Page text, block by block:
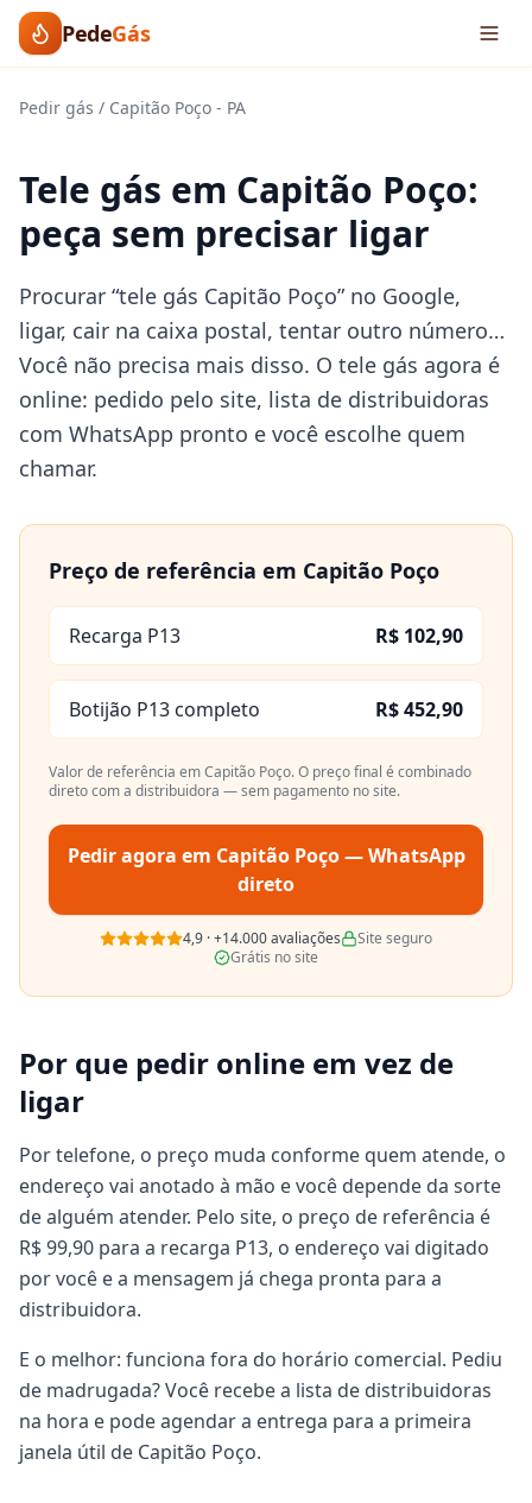
PedeGás
Pedir gás / Capitão Poço - PA
Tele gás em Capitão Poço:
peça sem precisar ligar
Procurar “tele gás Capitão Poço” no Google,
ligar, cair na caixa postal, tentar outro número…
Você não precisa mais disso. O tele gás agora é
online: pedido pelo site, lista de distribuidoras
com WhatsApp pronto e você escolhe quem
chamar.
Preço de referência em Capitão Poço
Recarga P13 R$ 102,90
Botijão P13 completo R$ 452,90
Valor de referência emCapitão Poço. O preço final é combinado
direto com a distribuidora — sem pagamento no site.
Pedir agora em Capitão Poço— WhatsApp
direto
4,9 ·+14.000avaliações
Site seguro
Grátis no site
Por que pedir online em vez de
ligar
Por telefone, o preço muda conforme quem atende, o
endereço vai anotado à mão e você depende da sorte
de alguém atender. Pelo site, o preço de referência é
R$ 99,90 para a recarga P13, o endereço vai digitado
por você e a mensagem já chega pronta para a
distribuidora.
E o melhor: funciona fora do horário comercial. Pediu
de madrugada? Você recebe a lista de distribuidoras
na hora e pode agendar a entrega para a primeira
janela útil de Capitão Poço.